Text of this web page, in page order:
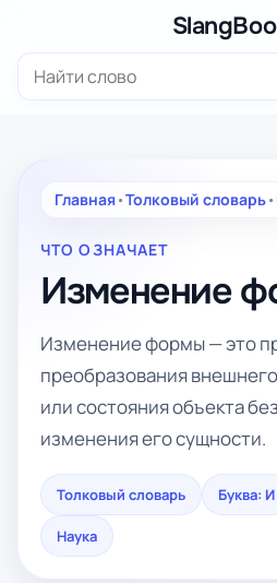
содержимому
Поиск:
Главная•Толковый словарь•
ЧТО ОЗНАЧАЕТ
Изменение
Изменение формы — это
преобразования
или состояния объекта
изменения его сущности.
Толковый словарь Буква: И
Наука